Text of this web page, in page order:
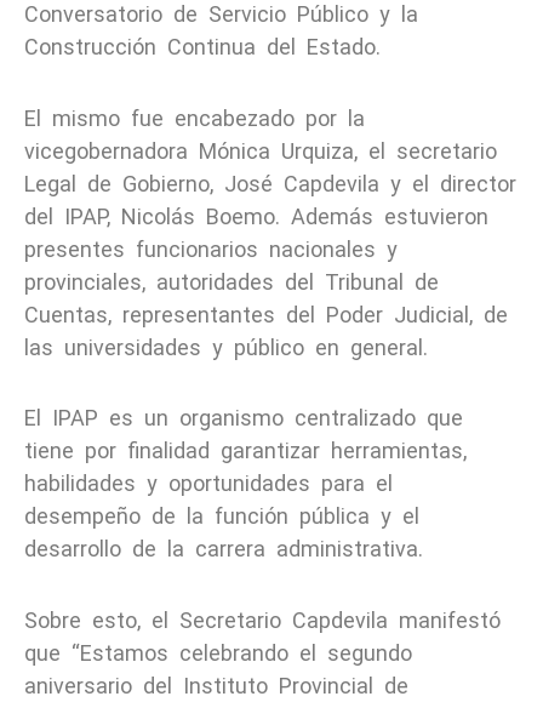
Conversatorio de Servicio Público y la
Construcción Continua del Estado.
El mismo fue encabezado por la
vicegobernadora Mónica Urquiza, el secretario
Legal de Gobierno, José Capdevila y el director
del IPAP, Nicolás Boemo. Además estuvieron
presentes funcionarios nacionales y
provinciales, autoridades del Tribunal de
Cuentas, representantes del Poder Judicial, de
las universidades y público en general.
El IPAP es un organismo centralizado que
tiene por finalidad garantizar herramientas,
habilidades y oportunidades para el
desempeño de la función pública y el
desarrollo de la carrera administrativa.
Sobre esto, el Secretario Capdevila manifestó
que “Estamos celebrando el segundo
aniversario del Instituto Provincial de